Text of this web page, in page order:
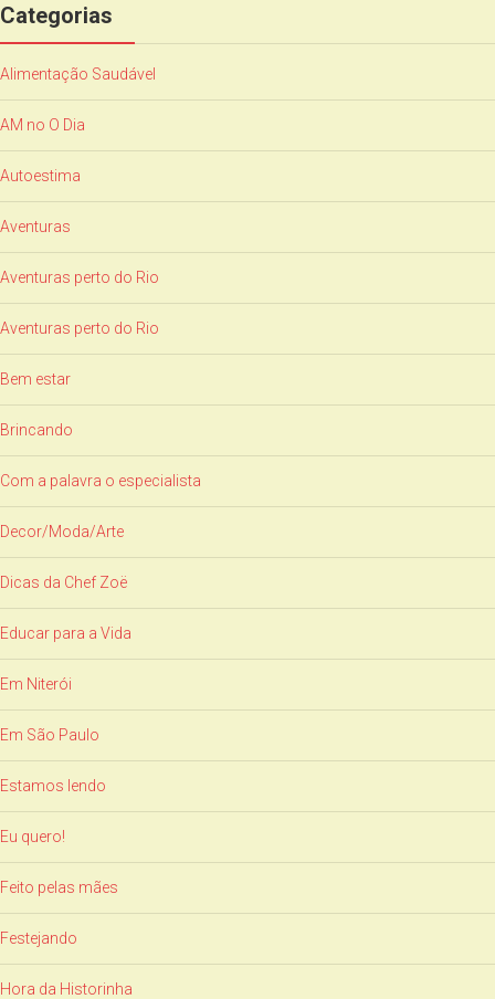
Categorias
Alimentação Saudável
AM no O Dia
Autoestima
Aventuras
Aventuras perto do Rio
Aventuras perto do Rio
Bem estar
Brincando
Com a palavra o especialista
Decor/Moda/Arte
Dicas da Chef Zoë
Educar para a Vida
Em Niterói
Em São Paulo
Estamos lendo
Eu quero!
Feito pelas mães
Festejando
Hora da Historinha